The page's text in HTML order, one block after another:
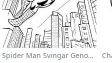
Spider Man Svingar Genom Staden Målarbild